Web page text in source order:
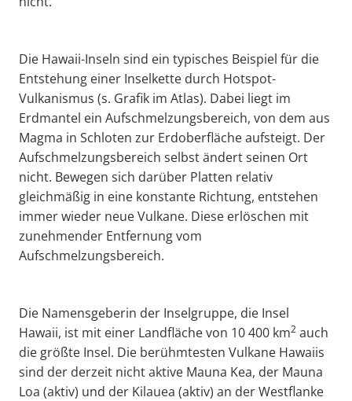
Die Hawaii-Inseln sind ein typisches Beispiel für die
Entstehung einer Inselkette durch Hotspot-
Vulkanismus (s. Grafik im Atlas). Dabei liegt im
Erdmantel ein Aufschmelzungsbereich, von dem aus
Magma in Schloten zur Erdoberfläche aufsteigt. Der
Aufschmelzungsbereich selbst ändert seinen Ort
nicht. Bewegen sich darüber Platten relativ
gleichmäßig in eine konstante Richtung, entstehen
immer wieder neue Vulkane. Diese erlöschen mit
zunehmender Entfernung vom
Aufschmelzungsbereich.
Die Namensgeberin der Inselgruppe, die Insel
Hawaii, ist mit einer Landfläche von 10 400 km2 auch
die größte Insel. Die berühmtesten Vulkane Hawaiis
sind der derzeit nicht aktive Mauna Kea, der Mauna
Loa (aktiv) und der Kilauea (aktiv) an der Westflanke